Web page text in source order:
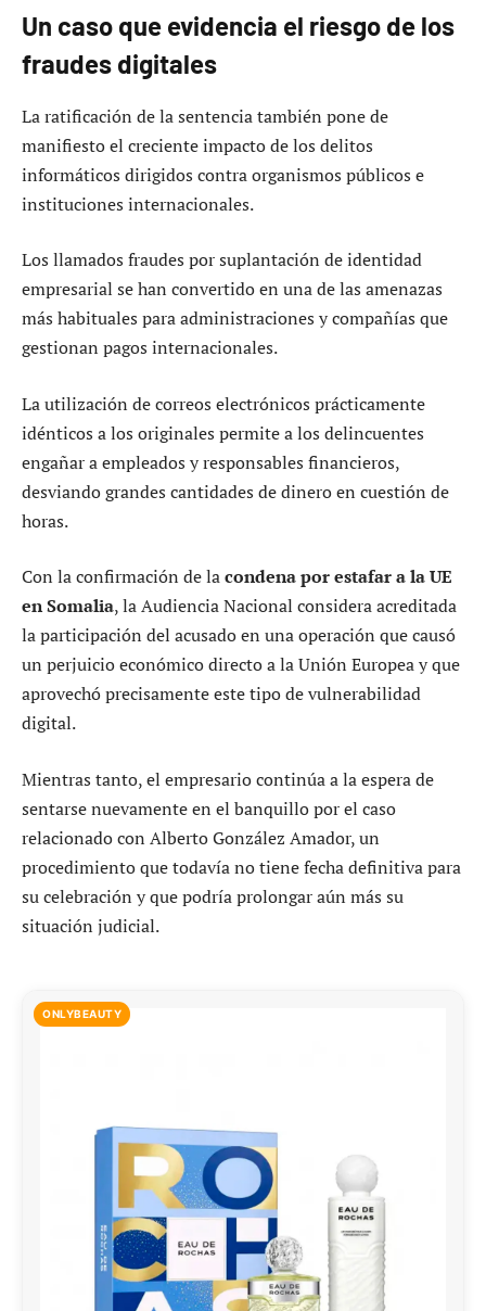
Un caso que evidencia el riesgo de los
fraudes digitales
La ratificación de la sentencia también pone de
manifiesto el creciente impacto de los delitos
informáticos dirigidos contra organismos públicos e
instituciones internacionales.
Los llamados fraudes por suplantación de identidad
empresarial se han convertido en una de las amenazas
más habituales para administraciones y compañías que
gestionan pagos internacionales.
La utilización de correos electrónicos prácticamente
idénticos a los originales permite a los delincuentes
engañar a empleados y responsables financieros,
desviando grandes cantidades de dinero en cuestión de
horas.
Con la confirmación de lacondena por estafar a la UE
en Somalia, la Audiencia Nacional considera acreditada
la participación del acusado en una operación que causó
un perjuicio económico directo a la Unión Europea y que
aprovechó precisamente este tipo de vulnerabilidad
digital.
Mientras tanto, el empresario continúa a la espera de
sentarse nuevamente en el banquillo por el caso
relacionado con Alberto González Amador, un
procedimiento que todavía no tiene fecha definitiva para
su celebración y que podría prolongar aún más su
situación judicial.
ONLYBEAUTY